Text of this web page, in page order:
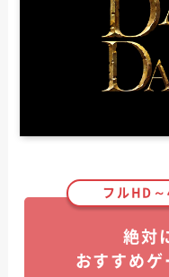
フルHD～
絶対
おすすめゲ